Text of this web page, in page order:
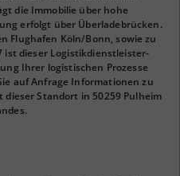
die Immobilie über hohe
erfolgt über Überladebrücken.
Flughafen Köln/Bonn, sowie zu
ist dieser Logistikdienstleister-
Ihrer logistischen Prozesse
auf Anfrage Informationen zu
Standort in 50259 Pulheim